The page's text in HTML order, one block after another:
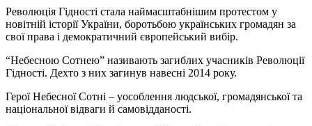
Революція Гідності стала наймасштабнішим протестом у
новітній історії України, боротьбою українських громадян за
свої права і демократичний європейський вибір.
“Небесною Сотнею” називають загиблих учасників Революції
Гідності. Дехто з них загинув навесні 2014 року.
Герої Небесної Сотні – уособлення людської, громадянської та
національної відваги й самовідданості.